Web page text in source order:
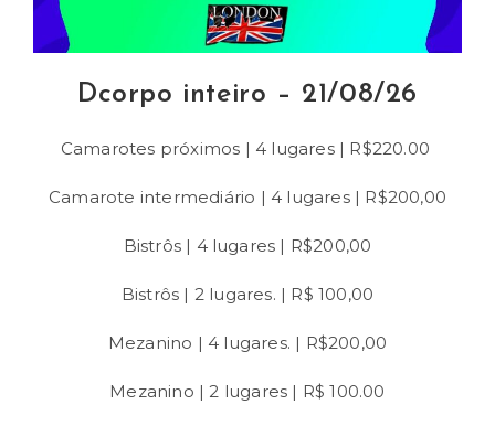
Dcorpo inteiro – 21/08/26
Camarotes próximos | 4 lugares | R$220.00
Camarote intermediário | 4 lugares | R$200,00
Bistrôs | 4 lugares | R$200,00
Bistrôs | 2 lugares. | R$ 100,00
Mezanino | 4 lugares. | R$200,00
Mezanino | 2 lugares | R$ 100.00